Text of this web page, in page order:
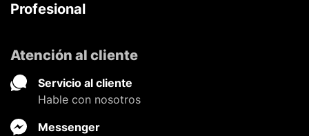
Profesional
Atención al cliente
Servicio al cliente
Hable con nosotros
Messenger